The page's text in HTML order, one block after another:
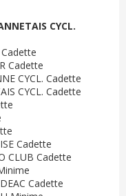
CYCL.
Cadette
Cadette
CYCL. Cadette
CYCL. Cadette
Cadette
CLUB Cadette
Cadette